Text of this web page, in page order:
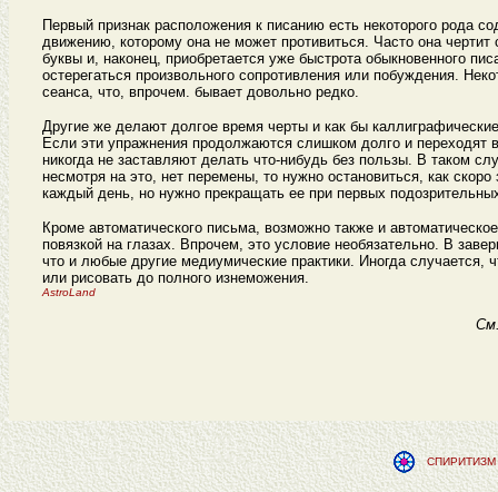
Первый признак расположения к писанию есть некоторого рода
движению, которому она не может противиться. Часто она
буквы и, наконец, приобретается уже быстрота обыкновенного
остерегаться произвольного сопротивления или побуждения.
сеанса, что, впрочем. бывает довольно редко.
Другие же делают долгое время черты и как бы
Если эти упражнения продолжаются слишком долго и переходят
никогда не заставляют делать что-нибудь без пользы. В таком
несмотря на это, нет перемены, то нужно остановиться, как
каждый день, но нужно прекращать ее при первых
Кроме автоматического письма, возможно также и
повязкой на глазах. Впрочем, это условие необязательно. В
что и любые другие медиумические практики. Иногда случается,
или рисовать до полного изнеможения.
AstroLand
СПИРИТИЗМ